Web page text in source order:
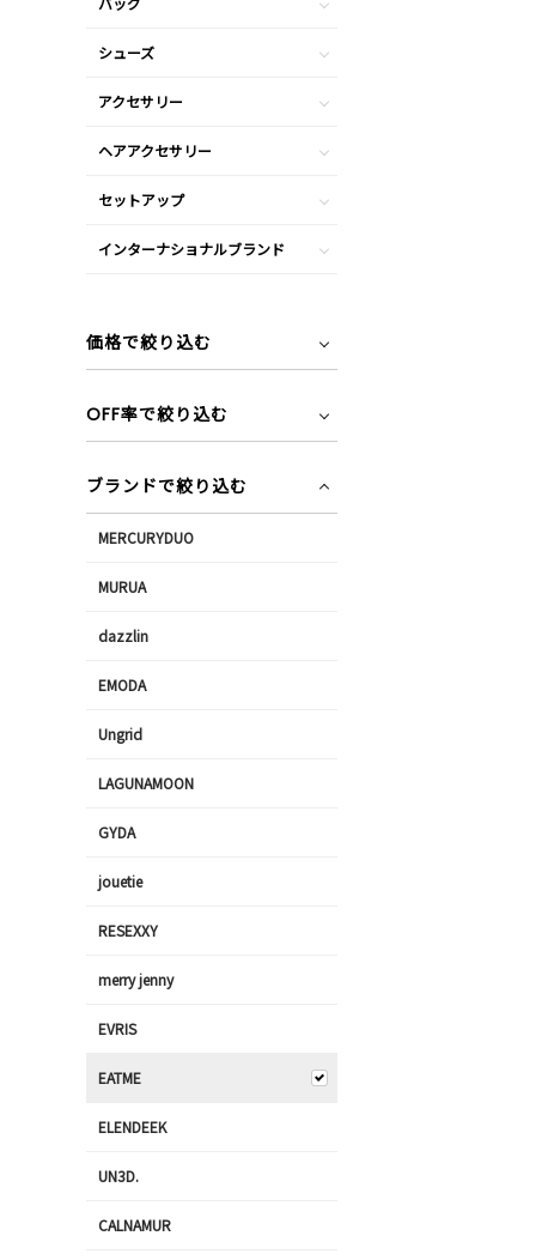
シューズ
アクセサリー
ヘアアクセサリー
セットアップ
インターナショナルブランド
価格で絞り込む
OFF率で絞り込む
ブランドで絞り込む
MERCURYDUO
MURUA
dazzlin
EMODA
Ungrid
LAGUNAMOON
GYDA
jouetie
RESEXXY
merry jenny
EVRIS
EATME
ELENDEEK
UN3D.
CALNAMUR